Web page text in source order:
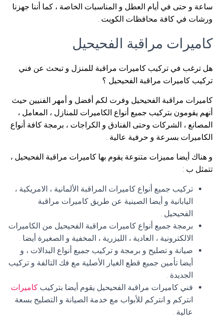
ساعة و حتى في أيام العطل و المناسبات الخاصة ، كما أننا جهزنا
ورشات في كافة محافظات الكويت .
كاميرات مراقبة الفحيحيل
هل ترغب في تركيب كاميرات مراقبة للمنزل و تبحث عن فني
تركيب كاميرات مراقبة الفحيحيل ؟
كاميرات مراقبة الفحيحيل وفرت لكم أفضل و أمهر الفنيين حيث
أنهم يقومون بتركيب جميع أنواع الكاميرات للمنازل ، المعامل ،
المصانع ، الشركات وحتى الفنادق و الكراجات ، برمجة كافة أنواع
الكاميرات بسرعة و حرفية عالية .
و هناك أيضا مميزات متنوعة يقوم بها كاميرات مراقبة الفحيحيل ،
تتمثل ب :
تركيب جميع أنواع كاميرات المراقبة الألمانية ، الامريكية ،
اليابانية و أيضا الصينية عن طريق كاميرات مراقبة
الفحيحيل .
برمجة جميع أنواع كاميرات مراقبة الفحيحيل من الكاميرات
الالكترونية ، العادية ، الليزرية ، المخفية و الصغيرة أيضا .
صيانة و تصليح و برمجة و تركيب جميع أنواع البدالات ، و
أيضا تأمين جميع قطع الغيار الأصلية مع فك التالفة و تركيب
الجديدة .
فني كاميرات مراقبة الفحيحيل يقوم أيضا بتركيب كاميرات
انتركم و انتركم للأبواب مع خدمة الصيانة و التصليح بسعة
عالية .